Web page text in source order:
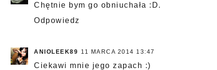
Chętnie bym go obniuchała :D.
Odpowiedz
ANIOLEEK89 11 MARCA 2014 13:47
Ciekawi mnie jego zapach :)